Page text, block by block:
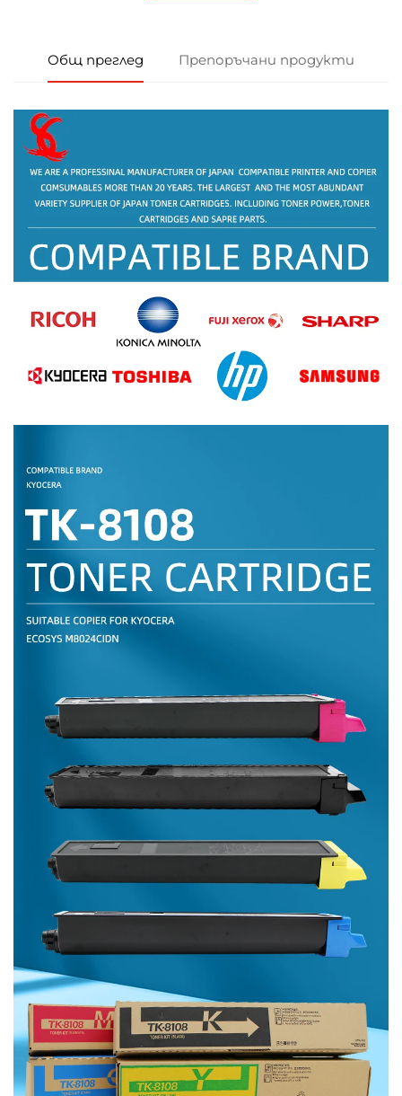
Общ преглед Препоръчани продукти